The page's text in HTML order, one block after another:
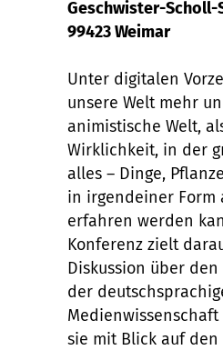
Geschwister-Scholl-
99423 Weimar
Unter digitalen
unsere Welt mehr
animistische Welt,
Wirklichkeit, in der
alles – Dinge,
in irgendeiner Form
erfahren werden
Konferenz zielt
Diskussion über den
der
sie mit Blick auf